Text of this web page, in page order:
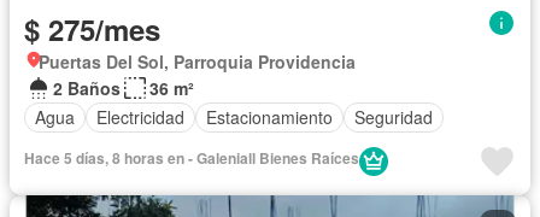
$ 275/mes
Puertas Del Sol, Parroquia Providencia
2 Baños
36 m²
Agua
Electricidad Estacionamiento Seguridad
Hace 5 días, 8 horas en - Galeniall Bienes Raíces